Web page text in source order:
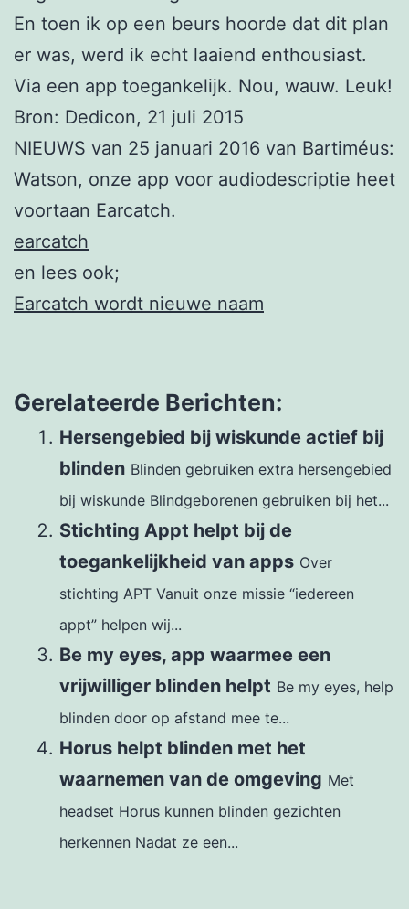
En toen ik op een beurs hoorde dat dit plan
er was, werd ik echt laaiend enthousiast.
Via een app toegankelijk. Nou, wauw. Leuk!
Bron: Dedicon, 21 juli 2015
NIEUWS van 25 januari 2016 van Bartiméus:
Watson, onze app voor audiodescriptie heet
voortaan Earcatch.
earcatch
en lees ook;
Earcatch wordt nieuwe naam
Gerelateerde Berichten:
Hersengebied bij wiskunde actief bij
blinden Blinden gebruiken extra hersengebied
bij wiskunde Blindgeborenen gebruiken bij het...
Stichting Appt helpt bij de
toegankelijkheid van apps Over
stichting APT Vanuit onze missie “iedereen
appt” helpen wij...
Be my eyes, app waarmee een
vrijwilliger blinden helpt Be my eyes, help
blinden door op afstand mee te...
Horus helpt blinden met het
waarnemen van de omgeving Met
headset Horus kunnen blinden gezichten
herkennen Nadat ze een...